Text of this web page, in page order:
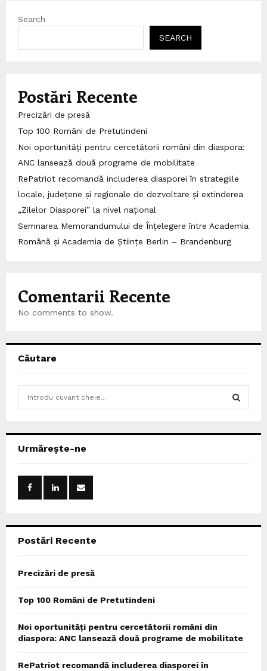
Search
SEARCH
Postări Recente
Precizări de presă
Top 100 Români de Pretutindeni
Noi oportunități pentru cercetătorii români din diaspora:
ANC lansează două programe de mobilitate
RePatriot recomandă includerea diasporei în strategiile
locale, județene și regionale de dezvoltare și extinderea
„Zilelor Diasporei” la nivel național
Semnarea Memorandumului de Înțelegere între Academia
Română și Academia de Științe Berlin – Brandenburg
Comentarii Recente
No comments to show.
Căutare
h
Urmărește-ne
Postări Recente
Precizări de presă
Top 100 Români de Pretutindeni
Noi oportunități pentru cercetătorii români din
diaspora: ANC lansează două programe de mobilitate
RePatriot recomandă includerea diasporei în